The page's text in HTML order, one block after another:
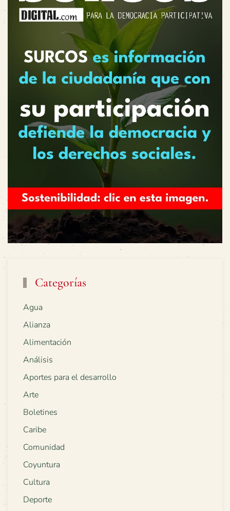
Categorías
Agua
Alianza
Alimentación
Análisis
Aportes para el desarrollo
Arte
Boletines
Caribe
Comunidad
Coyuntura
Cultura
Deporte